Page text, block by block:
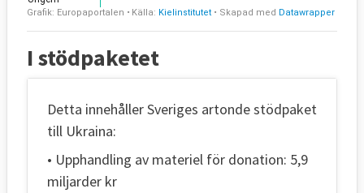
I stödpaketet
Detta innehåller Sveriges artonde stödpaket
till Ukraina:
• Upphandling av materiel för donation: 5,9
miljarder kr